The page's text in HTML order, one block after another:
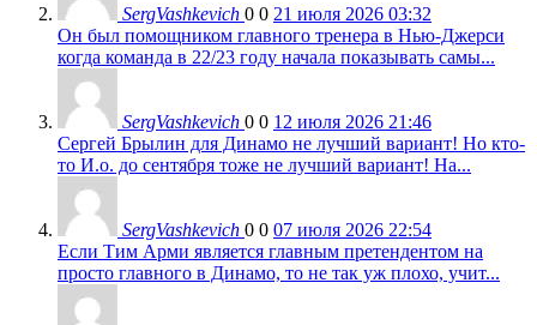
SergVashkevich 0 0 21 июля 2026 03:32
Он был помощником главного тренера в Нью-Джерси
когда команда в 22/23 году начала показывать самы...
SergVashkevich 0 0 12 июля 2026 21:46
Сергей Брылин для Динамо не лучший вариант! Но кто-
то И.о. до сентября тоже не лучший вариант! На...
SergVashkevich 0 0 07 июля 2026 22:54
Если Тим Арми является главным претендентом на
просто главного в Динамо, то не так уж плохо, учит...